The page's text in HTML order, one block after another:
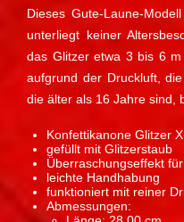
Dieses Gute-Laune-
unterliegt keiner
das Glitzer etwa 3 bis 6
aufgrund der Druckluft,
die älter als 16 Jahre sind,
Konfettikanone Glitzer
gefüllt mit Glitzerstaub
Überraschungseffekt
leichte Handhabung
funktioniert mit reiner
Abmessungen: